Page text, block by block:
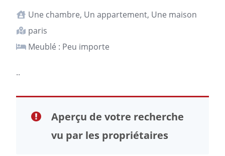
Une chambre, Un appartement, Une maison
paris
Meublé : Peu importe
..
Aperçu de votre recherche
vu par les propriétaires